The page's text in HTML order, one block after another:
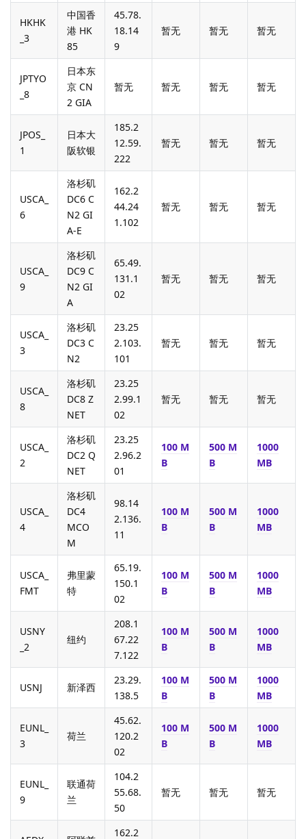
HKHK
_3
中国香
港 HK
85
45.78.
18.14
9
暂无 暂无 暂无
JPTYO
_8
日本东
京 CN
2 GIA
暂无 暂无 暂无 暂无
JPOS_
1
日本大
阪软银
185.2
12.59.
222
暂无 暂无 暂无
USCA_
6
洛杉矶
DC6 C
N2 GI
A-E
162.2
44.24
1.102
暂无 暂无 暂无
USCA_
9
洛杉矶
DC9 C
N2 GI
A
65.49.
131.1
02
暂无 暂无 暂无
USCA_
3
洛杉矶
DC3 C
N2
23.25
2.103.
101
暂无 暂无 暂无
USCA_
8
洛杉矶
DC8 Z
NET
23.25
2.99.1
02
暂无 暂无 暂无
USCA_
2
洛杉矶
DC2 Q
NET
23.25
2.96.2
01
100 M
B
500 M
B
1000
MB
USCA_
4
洛杉矶
DC4
MCO
M
98.14
2.136.
11
100 M
B
500 M
B
1000
MB
USCA_
FMT
弗里蒙
特
65.19.
150.1
02
100 M
B
500 M
B
1000
MB
USNY
_2
纽约
208.1
67.22
7.122
100 M
B
500 M
B
1000
MB
USNJ 新泽西
23.29.
138.5
100 M
B
500 M
B
1000
MB
EUNL_
3
荷兰
45.62.
120.2
02
100 M
B
500 M
B
1000
MB
EUNL_
9
联通荷
兰
104.2
55.68.
50
暂无 暂无 暂无
162.2